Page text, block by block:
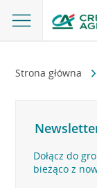
Strona główna
Dołącz do
bieżąco z